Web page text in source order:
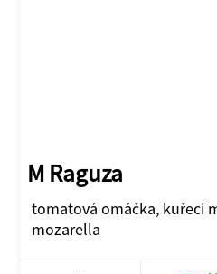
M Raguza
tomatová omáčka, kuřecí
mozarella